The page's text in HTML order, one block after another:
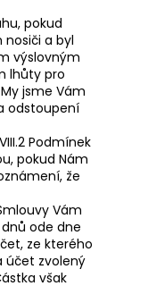
pokud
a byl
výslovným
lhůty pro
jsme Vám
odstoupení
VIII.2 Podmínek
pokud Nám
že
Vám
ode dne
ze kterého
účet zvolený
však